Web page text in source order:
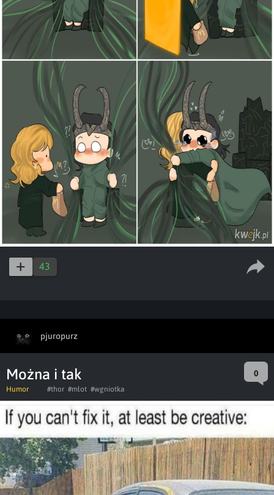
43
pjuropurz
Można i tak 0
Humor #thor #mlot #wgniotka